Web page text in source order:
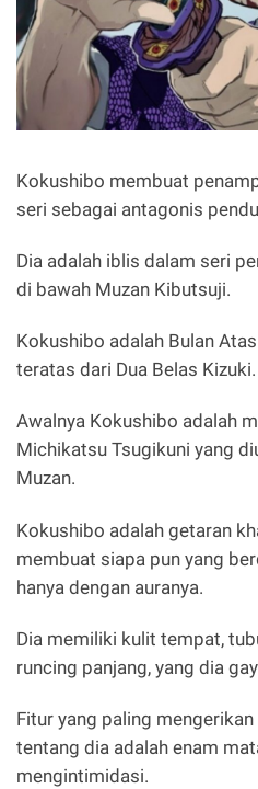
Kokushibo membuat
seri sebagai antagonis
Dia adalah iblis dalam seri
di bawah Muzan Kibutsuji.
Kokushibo adalah Bulan
teratas dari Dua Belas Kizuki.
Awalnya Kokushibo adalah
Michikatsu Tsugikuni yang
Muzan.
Kokushibo adalah getaran
membuat siapa pun yang
hanya dengan auranya.
Dia memiliki kulit tempat,
runcing panjang, yang dia
Fitur yang paling
tentang dia adalah enam
mengintimidasi.